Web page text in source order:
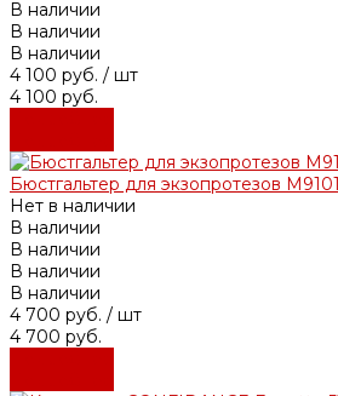
В наличии
В наличии
В наличии
4 100 руб. / шт
4 100 руб.
Бюстгальтер для экзопротезов
Нет в наличии
В наличии
В наличии
В наличии
В наличии
4 700 руб. / шт
4 700 руб.